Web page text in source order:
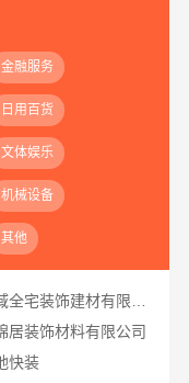
金融服务
日用百货
文体娱乐
机械设备
其他
居装饰材料有限公司
快装